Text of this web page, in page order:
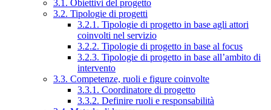
3.1. Obiettivi del progetto
3.2. Tipologie di progetti
3.2.1. Tipologie di progetto in base agli attori
coinvolti nel servizio
3.2.2. Tipologie di progetto in base al focus
3.2.3. Tipologie di progetto in base all’ambito di
intervento
3.3. Competenze, ruoli e figure coinvolte
3.3.1. Coordinatore di progetto
3.3.2. Definire ruoli e responsabilità